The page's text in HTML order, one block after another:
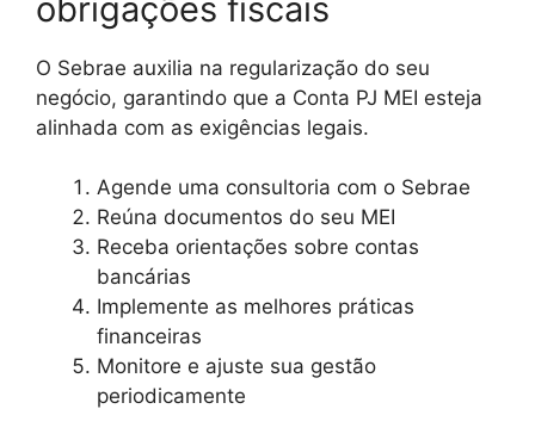
obrigações fiscais
O Sebrae auxilia na regularização do seu
negócio, garantindo que a Conta PJ MEI esteja
alinhada com as exigências legais.
Agende uma consultoria com o Sebrae
Reúna documentos do seu MEI
Receba orientações sobre contas
bancárias
Implemente as melhores práticas
financeiras
Monitore e ajuste sua gestão
periodicamente